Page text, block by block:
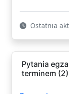
Ostatnia
Pytania
terminem (2)